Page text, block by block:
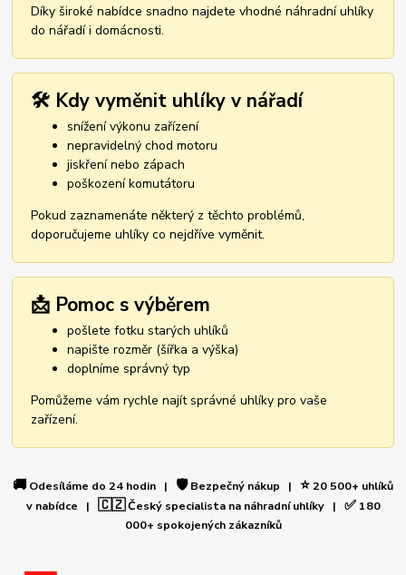
Díky široké nabídce snadno najdete vhodné náhradní uhlíky
do nářadí i domácnosti.
🛠️ Kdy vyměnit uhlíky v nářadí
snížení výkonu zařízení
nepravidelný chod motoru
jiskření nebo zápach
poškození komutátoru
Pokud zaznamenáte některý z těchto problémů,
doporučujeme uhlíky co nejdříve vyměnit.
📩 Pomoc s výběrem
pošlete fotku starých uhlíků
napište rozměr (šířka a výška)
doplníme správný typ
Pomůžeme vám rychle najít správné uhlíky pro vaše
zařízení.
🚚 Odesíláme do 24 hodin | 🛡️Bezpečný nákup | ⭐20 500+ uhlíků
v nabídce | 🇨🇿Český specialista na náhradní uhlíky | ✅180
000+ spokojených zákazníků